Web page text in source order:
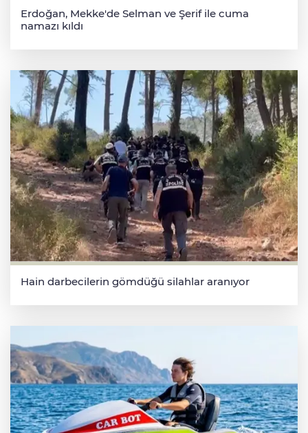
Erdoğan, Mekke'de Selman ve Şerif ile cuma
namazı kıldı
Hain darbecilerin gömdüğü silahlar aranıyor